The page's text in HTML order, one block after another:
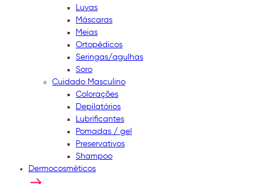
Luvas
Máscaras
Meias
Ortopédicos
Seringas/agulhas
Soro
Cuidado Masculino
Colorações
Depilatórios
Lubrificantes
Pomadas / gel
Preservativos
Shampoo
Dermocosméticos